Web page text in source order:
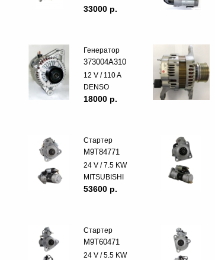
33000 p.
Генератор
373004A310
12 V / 110 A
DENSO
18000 p.
Стартер
M9T84771
24 V / 7.5 KW
MITSUBISHI
53600 p.
Стартер
M9T60471
24 V / 5.5 KW